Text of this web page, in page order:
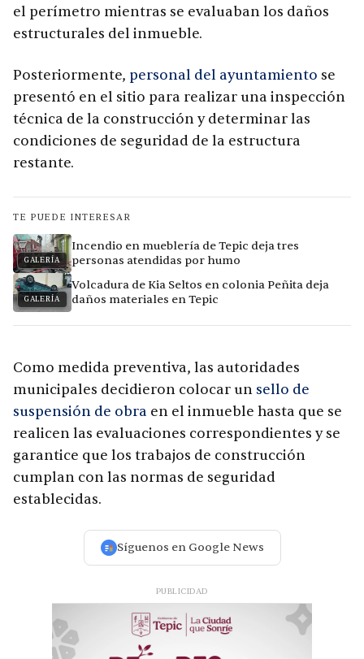
el perímetro mientras se evaluaban los daños
estructurales del inmueble.
Posteriormente, personal del ayuntamiento se
presentó en el sitio para realizar una inspección
técnica de la construcción y determinar las
condiciones de seguridad de la estructura
restante.
TE PUEDE INTERESAR
GALERÍA
Incendio en mueblería de Tepic deja tres
personas atendidas por humo
GALERÍA
Volcadura de Kia Seltos en colonia Peñita deja
daños materiales en Tepic
Como medida preventiva, las autoridades
municipales decidieron colocar unsello de
suspensión de obra en el inmueble hasta que se
realicen las evaluaciones correspondientes y se
garantice que los trabajos de construcción
cumplan con las normas de seguridad
establecidas.
Síguenos en Google News
PUBLICIDAD